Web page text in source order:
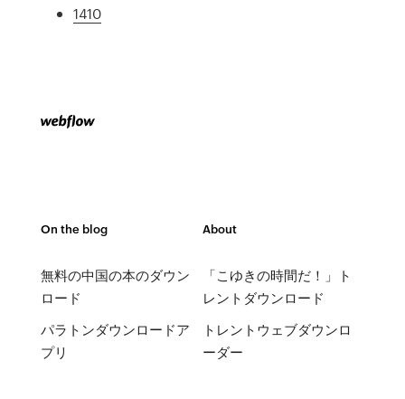
1410
On the blog
無料の中国の本のダウン
ロード
パラトンダウンロードア
プリ
About
「こゆきの時間だ！」ト
レントダウンロード
トレントウェブダウンロ
ーダー